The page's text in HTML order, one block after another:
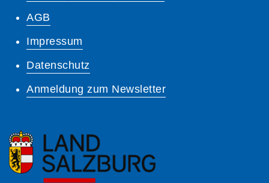
AGB
Impressum
Datenschutz
Anmeldung zum Newsletter